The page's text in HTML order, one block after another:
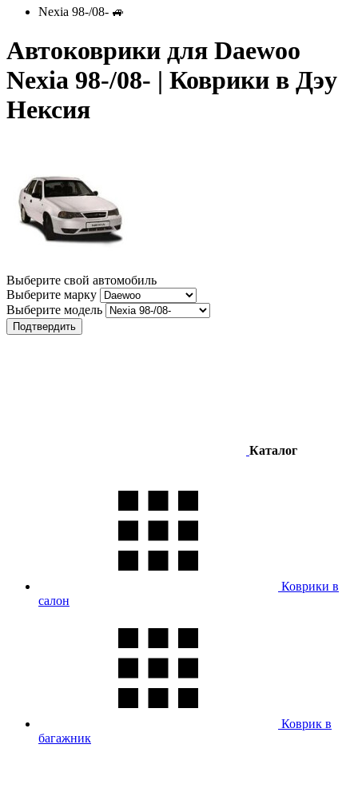
Nexia 98-/08- 🚙
Автоковрики для Daewoo
Nexia 98-/08- | Коврики в Дэу
Нексия
Выберите свой автомобиль
Выберите марку
Выберите модель
Подтвердить
Каталог
Коврики в
салон
Коврик в
багажник